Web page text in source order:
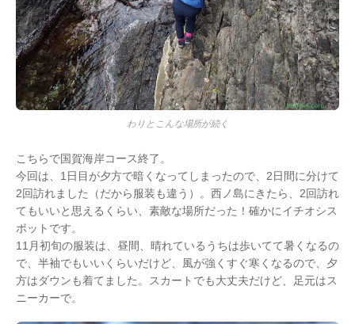
わりとこんな場所が続く
こちらで国賀海岸コース終了。
今回は、1日目が夕方で暗くなってしまったので、2日間に分けて
2回訪れました（だから服装も違う）。西ノ島にきたら、2回訪れ
てもいいと思えるくらい、素敵な場所だった！確かにイチオシス
ポットです。
11月初旬の服装は、昼間、晴れているうちは歩いてて暑くなるの
で、半袖でもいいくらいだけど、風が強くすぐ寒くなるので、夕
方はダウンも着てました。スカートでも大丈夫だけど、足元はス
ニーカーで。